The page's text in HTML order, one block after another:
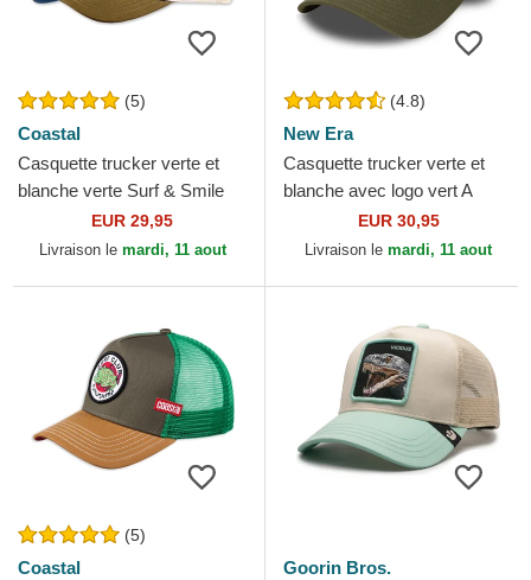
(5)
Coastal
Casquette trucker verte et
blanche verte Surf & Smile
HFT CoastalEUR 29,95
Livraison le mardi, 11 aout
(4.8)
New Era
Casquette trucker verte et
blanche avec logo vert A
Frame League Essential New
York Yankees MLB...
EUR 30,95
Livraison le mardi, 11 aout
(5)
Coastal
Goorin Bros.